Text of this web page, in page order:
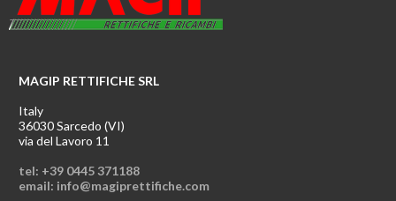
MAGIP RETTIFICHE SRL
Italy
36030 Sarcedo (VI)
via del Lavoro 11
tel: +39 0445 371188
email: info@magiprettifiche.com